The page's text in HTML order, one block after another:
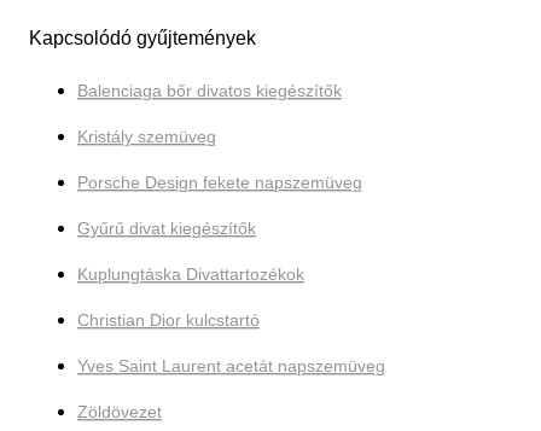
Kapcsolódó gyűjtemények
Balenciaga bőr divatos kiegészítők
Kristály szemüveg
Porsche Design fekete napszemüveg
Gyűrű divat kiegészítők
Kuplungtáska Divattartozékok
Christian Dior kulcstartó
Yves Saint Laurent acetát napszemüveg
Zöldövezet